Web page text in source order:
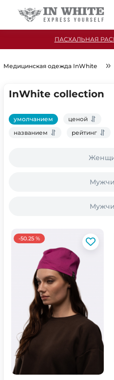
ПАСХАЛЬНАЯ
Медицинская одежда InWhite
InWhite collection
умолчанием
ценой
названием
рейтинг
-50.25 %